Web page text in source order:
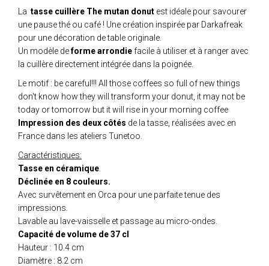
La tasse cuillère The mutan donut est idéale pour savourer
une pause thé ou café ! Une création inspirée par Darkafreak
pour une décoration de table originale.
Un modèle deforme arrondiefacile à utiliser et à ranger avec
la cuillère directement intégrée dans la poignée.
Le motif : be careful!!! All those coffees so full of new things
don't know how they will transform your donut, it may not be
today or tomorrow but it will rise in your morning coffee
Impression des deux côtés de la tasse, réalisées avec en
France dans les ateliers Tunetoo.
Caractéristiques:
Tasse en céramique
Déclinée en 8 couleurs.
Avec survêtement en Orca pour une parfaite tenue des
impressions.
Lavable au lave-vaisselle et passage au micro-ondes.
Capacité de volume de 37 cl
Hauteur : 10.4 cm
Diamètre : 8.2 cm